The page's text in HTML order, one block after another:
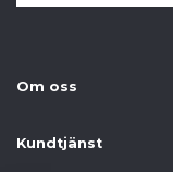
Om oss
Kundtjänst